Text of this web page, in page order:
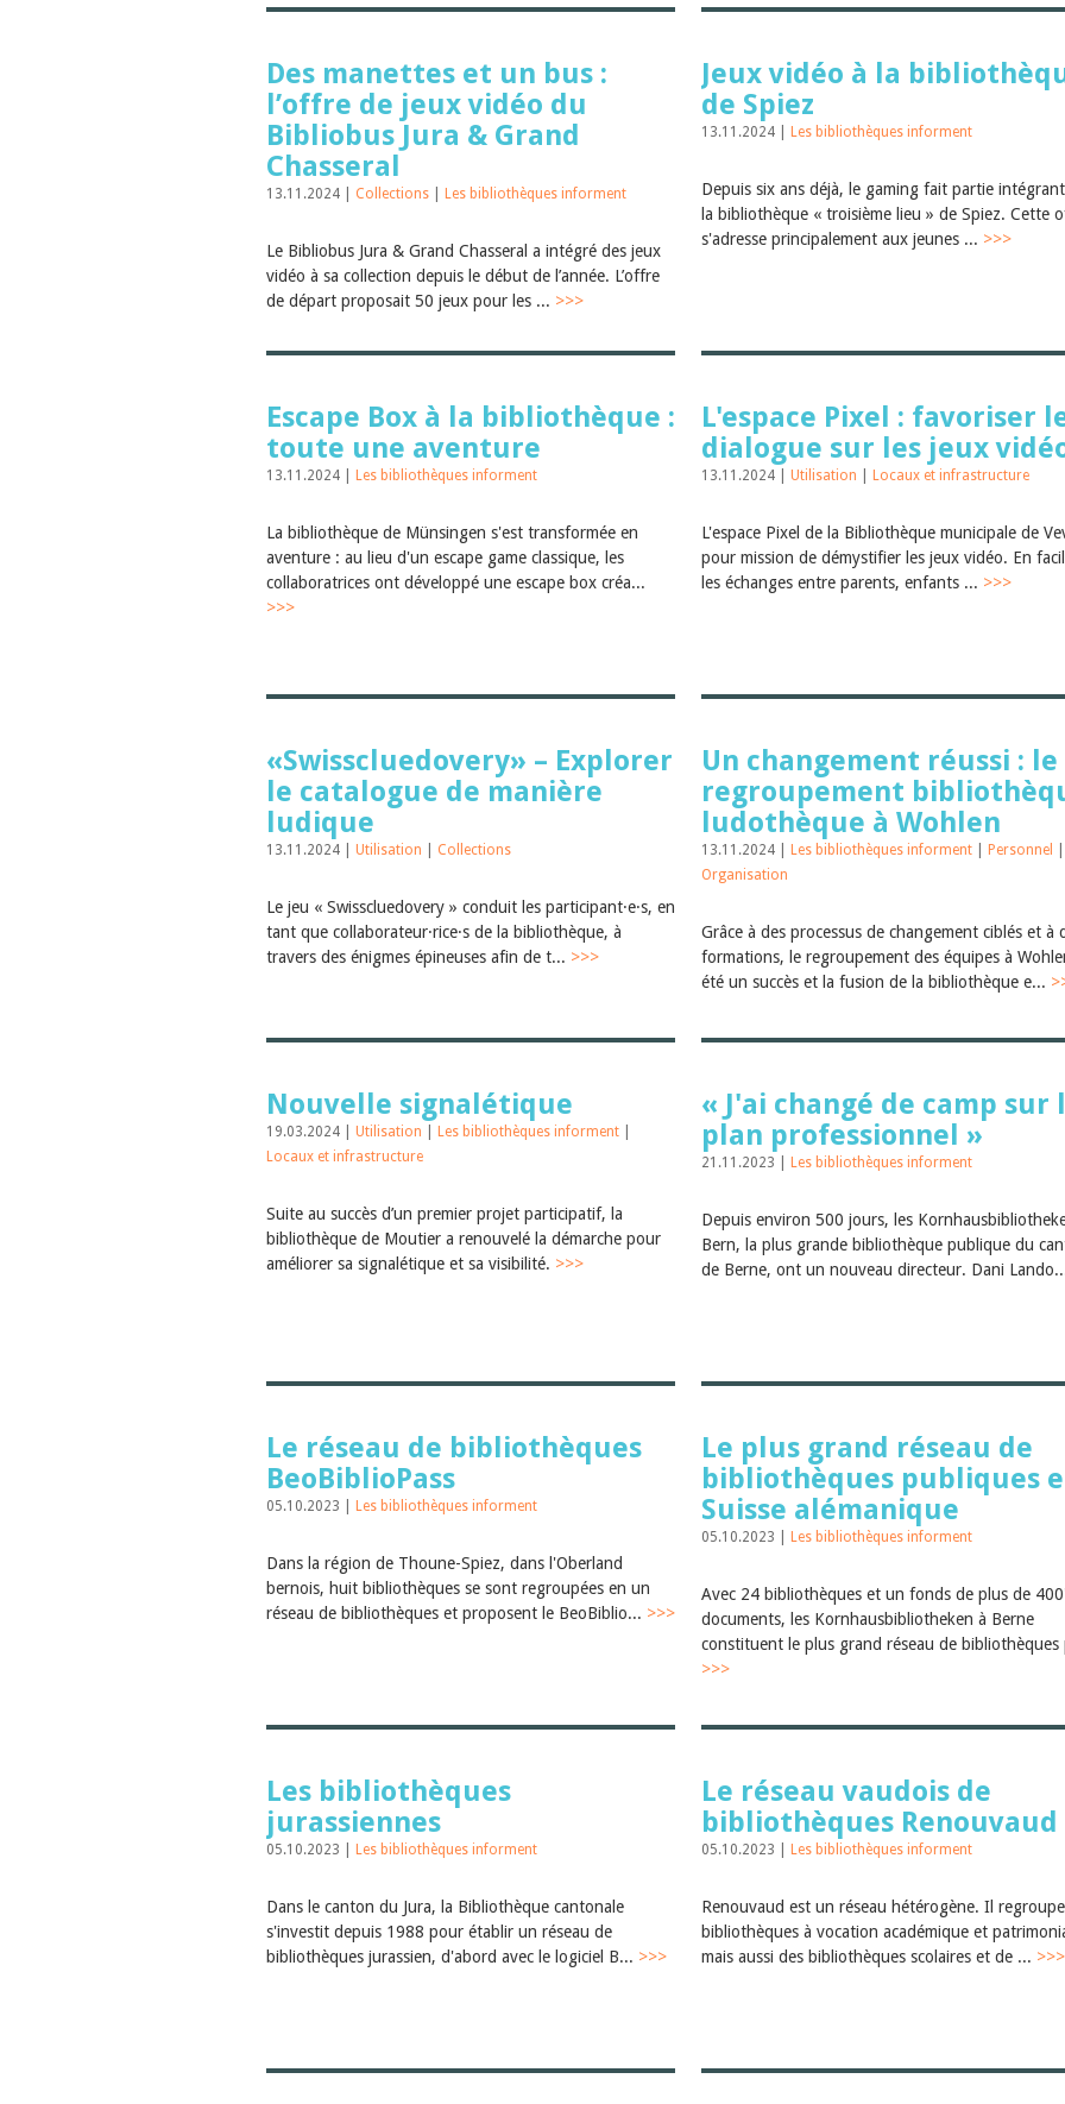
Des manettes et un bus :
l’offre de jeux vidéo du
Bibliobus Jura & Grand
Chasseral
13.11.2024 | Collections Les bibliothèques informent
Le Bibliobus Jura & Grand Chasseral a intégré des jeux
vidéo à sa collection depuis le début de l’année. L’offre
de départ proposait 50 jeux pour les ... >>>
Jeux vidéo à la
de Spiez
13.11.2024 | Les bibliothèques informent
Depuis six ans déjà, le gaming fait partie
la bibliothèque « troisième lieu » de Spiez. Cette
s'adresse principalement aux jeunes ... >>>
Escape Box à la bibliothèque :
toute une aventure
13.11.2024 | Les bibliothèques informent
La bibliothèque de Münsingen s'est transformée en
aventure : au lieu d'un escape game classique, les
collaboratrices ont développé une escape box créa...
>>>
L'espace Pixel : favoriser
dialogue sur les jeux
13.11.2024 | Utilisation Locaux et infrastructure
L'espace Pixel de la Bibliothèque municipale de
pour mission de démystifier les jeux vidéo. En
les échanges entre parents, enfants ... >>>
«Swisscluedovery» – Explorer
le catalogue de manière
ludique
13.11.2024 | Utilisation Collections
Le jeu « Swisscluedovery » conduit les participant·e·s, en
tant que collaborateur·rice·s de la bibliothèque, à
travers des énigmes épineuses afin de t... >>>
Un changement réussi : le
regroupement
ludothèque à Wohlen
13.11.2024 | Les bibliothèques informent Personnel
Organisation
Grâce à des processus de changement ciblés et à
formations, le regroupement des équipes à
été un succès et la fusion de la bibliothèque e...
Nouvelle signalétique
19.03.2024 | Utilisation Les bibliothèques informent
Locaux et infrastructure
Suite au succès d’un premier projet participatif, la
bibliothèque de Moutier a renouvelé la démarche pour
améliorer sa signalétique et sa visibilité. >>>
« J'ai changé de camp sur
plan professionnel »
21.11.2023 | Les bibliothèques informent
Depuis environ 500 jours, les
Bern, la plus grande bibliothèque publique du
de Berne, ont un nouveau directeur. Dani
Le réseau de bibliothèques
BeoBiblioPass
05.10.2023 | Les bibliothèques informent
Dans la région de Thoune-Spiez, dans l'Oberland
bernois, huit bibliothèques se sont regroupées en un
réseau de bibliothèques et proposent le BeoBiblio... >>>
Le plus grand réseau de
bibliothèques publiques
Suisse alémanique
05.10.2023 | Les bibliothèques informent
Avec 24 bibliothèques et un fonds de plus de
documents, les Kornhausbibliotheken à Berne
constituent le plus grand réseau de bibliothèques
>>>
Les bibliothèques
jurassiennes
05.10.2023 | Les bibliothèques informent
Dans le canton du Jura, la Bibliothèque cantonale
s'investit depuis 1988 pour établir un réseau de
bibliothèques jurassien, d'abord avec le logiciel B... >>>
Le réseau vaudois de
bibliothèques Renouvaud
05.10.2023 | Les bibliothèques informent
Renouvaud est un réseau hétérogène. Il
bibliothèques à vocation académique et
mais aussi des bibliothèques scolaires et de ... >>>